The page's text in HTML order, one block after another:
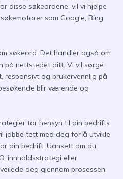
disse søkeordene, vil vi hjelpe
som Google, Bing
søkeord. Det handler også om
på nettstedet ditt. Vi vil sørge
og brukervennlig på
blir værende og
tar hensyn til din bedrifts
jobbe tett med deg for å utvikle
din bedrift. Uansett om du
innholdsstrategi eller
deg gjennom prosessen.